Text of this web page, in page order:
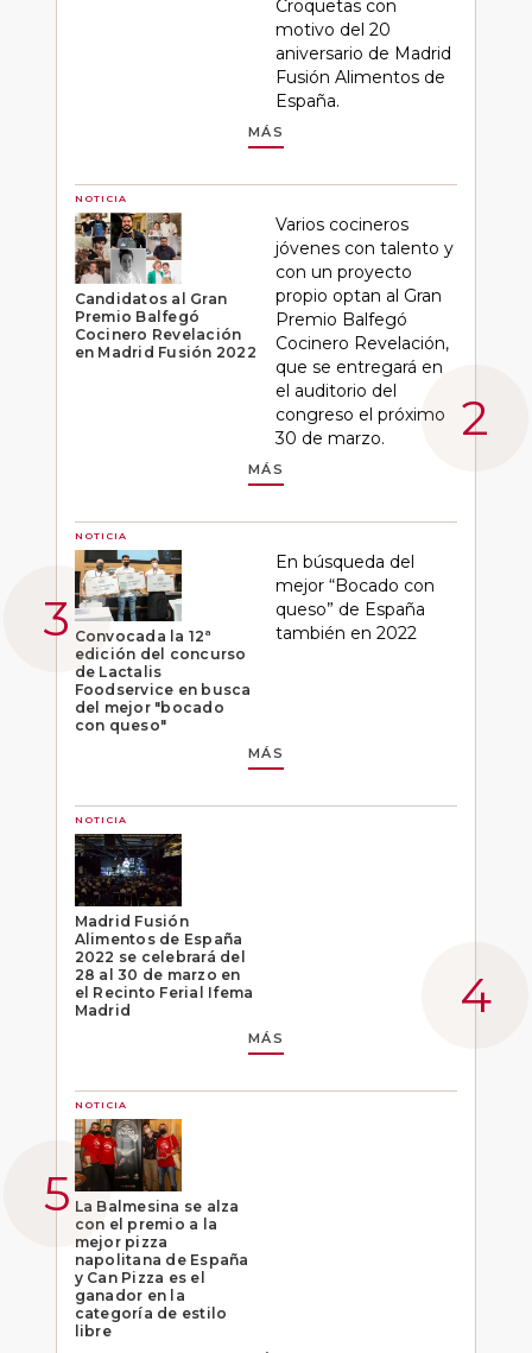
Croquetas con
motivo del 20
aniversario de Madrid
Fusión Alimentos de
España.
MÁS
NOTICIA
Candidatos al Gran
Premio Balfegó
Cocinero Revelación
en Madrid Fusión 2022
Varios cocineros
jóvenes con talento y
con un proyecto
propio optan al Gran
Premio Balfegó
Cocinero Revelación,
que se entregará en
el auditorio del
congreso el próximo
30 de marzo.
MÁS
NOTICIA
Convocada la 12ª
edición del concurso
de Lactalis
Foodservice en busca
del mejor "bocado
con queso"
En búsqueda del
mejor “Bocado con
queso” de España
también en 2022
MÁS
NOTICIA
Madrid Fusión
Alimentos de España
2022 se celebrará del
28 al 30 de marzo en
el Recinto Ferial Ifema
Madrid
MÁS
NOTICIA
La Balmesina se alza
con el premio a la
mejor pizza
napolitana de España
y Can Pizza es el
ganador en la
categoría de estilo
libre